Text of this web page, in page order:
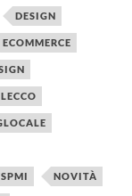
DESIGN
ECOMMERCE
LECCO
NOVITÀ